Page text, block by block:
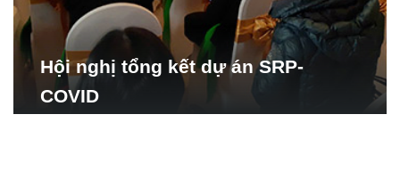
Hội nghị tổng kết dự án SRP-
COVID